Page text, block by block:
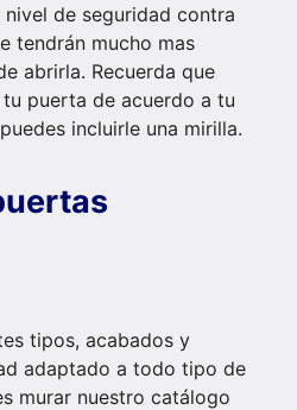
de seguridad contra
tendrán mucho mas
abrirla. Recuerda que
puerta de acuerdo a tu
incluirle una mirilla.
tipos, acabados y
adaptado a todo tipo de
murar nuestro catálogo